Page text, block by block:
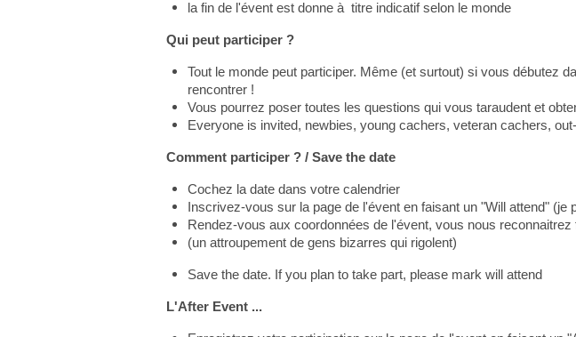
la fin de l'évent est donne à titre indicatif selon le monde
Qui peut participer ?
Tout le monde peut participer. Même (et surtout) si vous débutez
rencontrer !
Vous pourrez poser toutes les questions qui vous taraudent et
Everyone is invited, newbies, young cachers, veteran cachers,
Comment participer ? / Save the date
Cochez la date dans votre calendrier
Inscrivez-vous sur la page de l'évent en faisant un "Will attend" (je
Rendez-vous aux coordonnées de l'évent, vous nous reconnaitrez
(un attroupement de gens bizarres qui rigolent)
Save the date. If you plan to take part, please mark will attend
L'After Event ...